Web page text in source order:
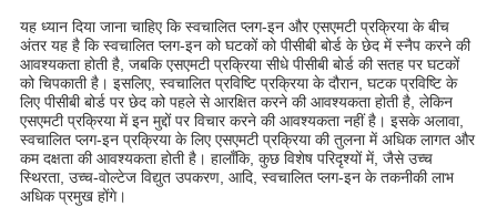
यह ध्यान दिया जाना चाहिए कि स्वचालित प्लग-इन और एसएमटी प्रक्रिया के बीच
अंतर यह है कि स्वचालित प्लग-इन को घटकों को पीसीबी बोर्ड के छेद में स्नैप करने की
आवश्यकता होती है, जबकि एसएमटी प्रक्रिया सीधे पीसीबी बोर्ड की सतह पर घटकों
को चिपकाती है। इसलिए, स्वचालित प्रविष्टि प्रक्रिया के दौरान, घटक प्रविष्टि के
लिए पीसीबी बोर्ड पर छेद को पहले से आरक्षित करने की आवश्यकता होती है, लेकिन
एसएमटी प्रक्रिया में इन मुद्दों पर विचार करने की आवश्यकता नहीं है। इसके अलावा,
स्वचालित प्लग-इन प्रक्रिया के लिए एसएमटी प्रक्रिया की तुलना में अधिक लागत और
कम दक्षता की आवश्यकता होती है। हालाँकि, कुछ विशेष परिदृश्यों में, जैसे उच्च
स्थिरता, उच्च-वोल्टेज विद्युत उपकरण, आदि, स्वचालित प्लग-इन के तकनीकी लाभ
अधिक प्रमुख होंगे।